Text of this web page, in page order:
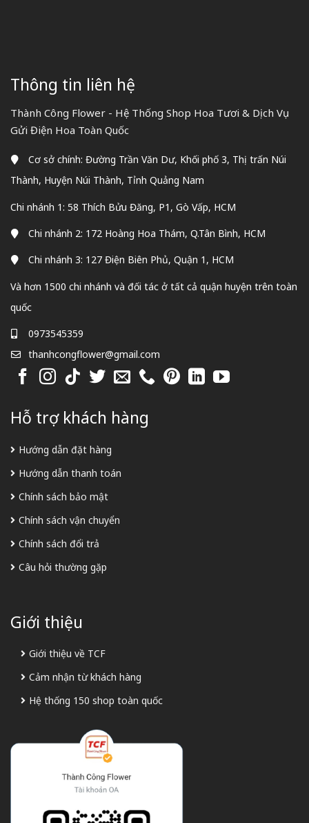
Thông tin liên hệ
Thành Công Flower - Hệ Thống Shop Hoa Tươi & Dịch Vụ
Gửi Điện Hoa Toàn Quốc
Cơ sở chính: Đường Trần Văn Dư, Khối phố 3, Thị trấn Núi
Thành, Huyện Núi Thành, Tỉnh Quảng Nam
Chi nhánh 1: 58 Thích Bửu Đăng, P1, Gò Vấp, HCM
Chi nhánh 2: 172 Hoàng Hoa Thám, Q.Tân Bình, HCM
Chi nhánh 3: 127 Điện Biên Phủ, Quận 1, HCM
Và hơn 1500 chi nhánh và đối tác ở tất cả quận huyện trên toàn
quốc
0973545359
thanhcongflower@gmail.com
Hỗ trợ khách hàng
Hướng dẫn đặt hàng
Hướng dẫn thanh toán
Chính sách bảo mật
Chính sách vận chuyển
Chính sách đổi trả
Câu hỏi thường gặp
Giới thiệu
Giới thiệu về TCF
Cảm nhận từ khách hàng
Hệ thống 150 shop toàn quốc